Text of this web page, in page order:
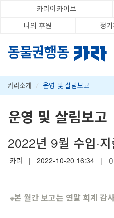
카라아카이브
나의 후원
정
카라소개 / 운영 및 살림보고
운영 및 살림보고
2022년 9월 수입·
카라 | 2022-10-20 16:34 |
※본 월간 보고는 연말 회계 감